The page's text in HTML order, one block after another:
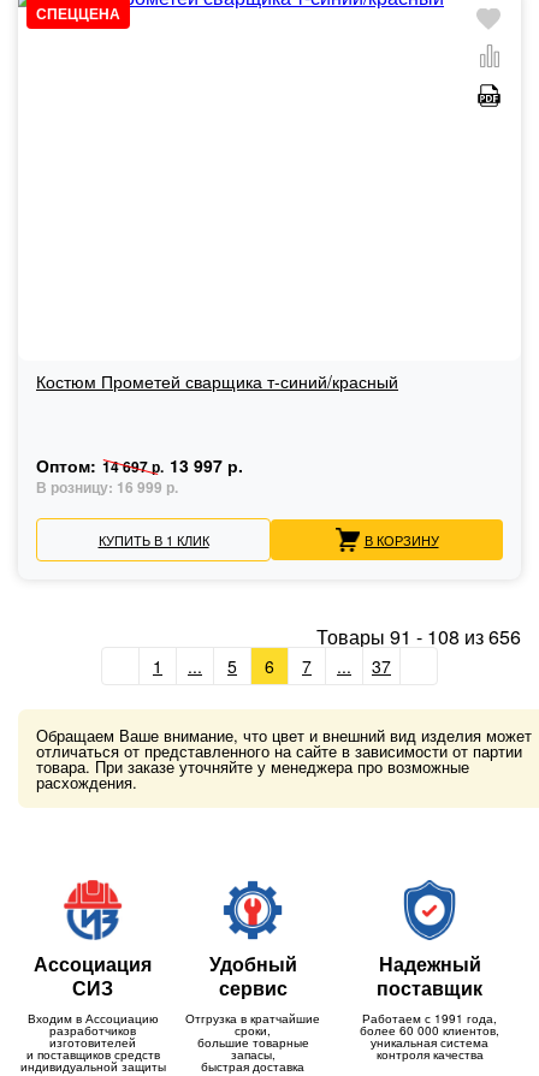
СПЕЦЦЕНА
Костюм Прометей сварщика т-синий/красный
Оптом: 14 697 р. 13 997 р.
В розницу: 16 999 р.
КУПИТЬ В 1 КЛИК В КОРЗИНУ
Товары 91 - 108 из656
1 ... 5 6 7 ... 37
Обращаем Ваше внимание, что цвет и внешний вид изделия может
отличаться от представленного на сайте в зависимости от партии
товара. При заказе уточняйте у менеджера про возможные
расхождения.
Ассоциация
СИЗ
Входим в Ассоциацию
разработчиков
изготовителей
и поставщиков средств
индивидуальной защиты
Удобный
сервис
Отгрузка в кратчайшие
сроки,
большие товарные
запасы,
быстрая доставка
Надежный
поставщик
Работаем с 1991 года,
более 60 000 клиентов,
уникальная система
контроля качества